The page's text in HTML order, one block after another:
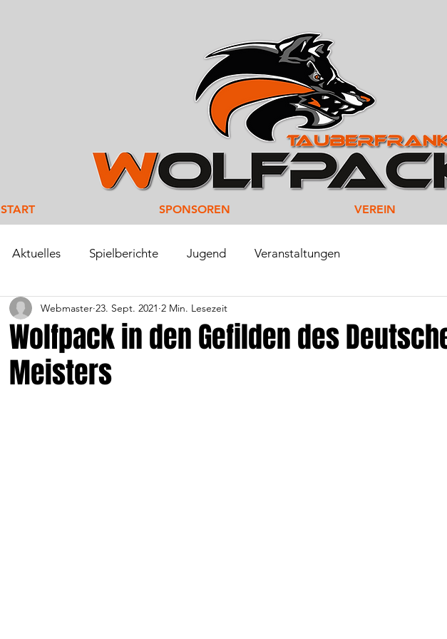
START SPONSOREN VEREIN
Aktuelles Spielberichte Jugend Veranstaltungen
Wolfpack in den Gefilden des
Meisters
Webmaster 23. Sept. 2021 2 Min. Lesezeit